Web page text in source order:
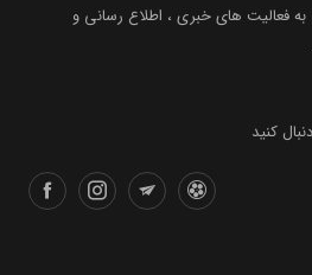
فعالیت های خبری ، اطلاع رسانی و
کنید